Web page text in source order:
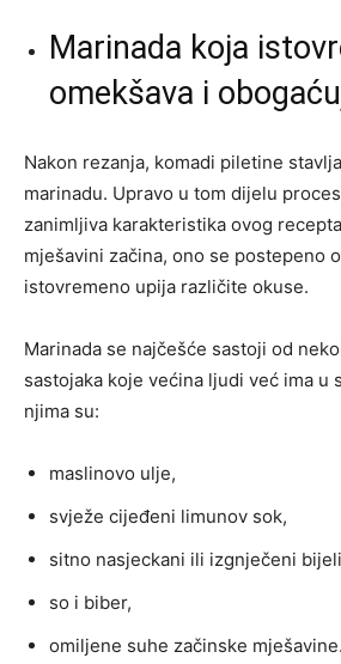
Marinada koja
omekšava i
Nakon rezanja, komadi piletine
marinadu. Upravo u tom dijelu
zanimljiva karakteristika ovog
mješavini začina, ono se postepeno
istovremeno upija različite okuse.
Marinada se najčešće sastoji od
sastojaka koje većina ljudi već ima u
njima su:
maslinovo ulje,
svježe cijeđeni limunov sok,
sitno nasjeckani ili izgnječeni
so i biber,
omiljene suhe začinske mješavine.